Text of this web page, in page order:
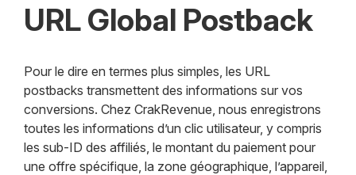
URL Global Postback
Pour le dire en termes plus simples, les URL
postbacks transmettent des informations sur vos
conversions. Chez CrakRevenue, nous enregistrons
toutes les informations d’un clic utilisateur, y compris
les sub-ID des affiliés, le montant du paiement pour
une offre spécifique, la zone géographique, l’appareil,